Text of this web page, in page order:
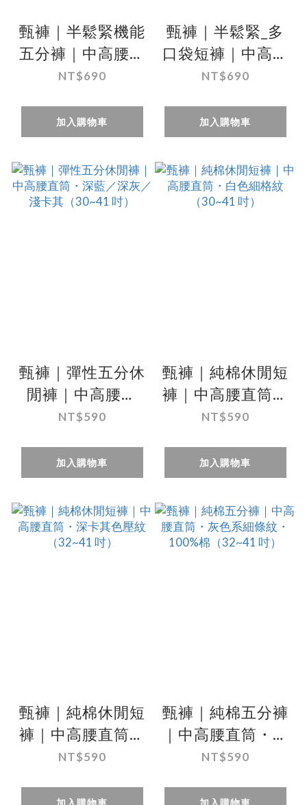
甄褲｜半鬆緊機能
五分褲｜中高腰直
筒・多口袋設計・
吋）
NT$690
加入購物車
甄褲｜半鬆緊_多
口袋短褲｜中高腰
直筒・彈性布料・
吋）
NT$690
加入購物車
甄褲｜彈性五分休
閒褲｜中高腰直
筒・深藍／深灰／
吋）
NT$590
加入購物車
甄褲｜純棉休閒短
褲｜中高腰直筒・
白色細格紋
NT$590
加入購物車
甄褲｜純棉休閒短
褲｜中高腰直筒・
深卡其色壓紋
NT$590
甄褲｜純棉五分褲
｜中高腰直筒・灰
色系細條紋・
吋）
NT$590